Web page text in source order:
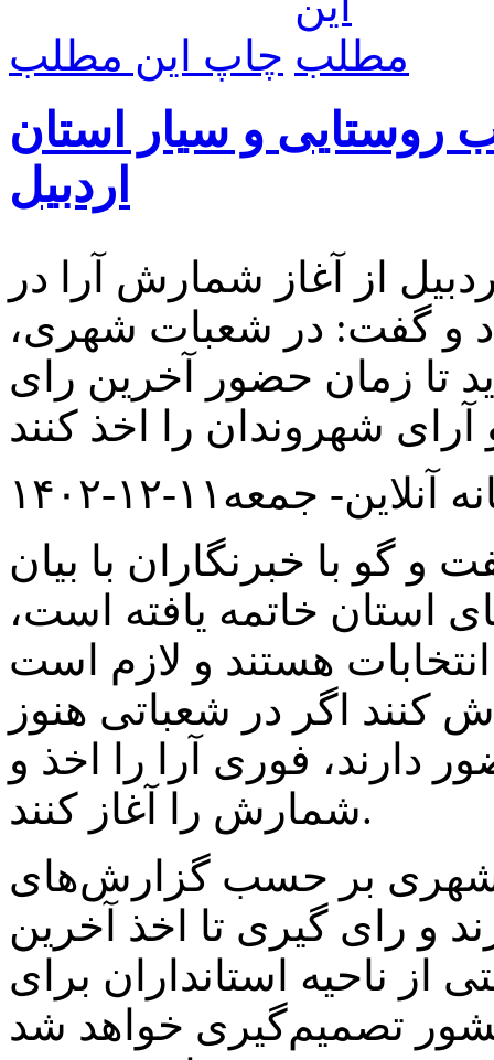
چاپ این مطلب
روستایی و سیار استان
اردبیل
از آغاز شمارش آرا در
و گفت: در شعبات شهری،
تا زمان حضور آخرین رای
آنلاین- جمعه۱۱-۱۲-۱۴۰۲
و گو با خبرنگاران با بیان
استان خاتمه یافته است،
هستند و لازم است
کنند اگر در شعباتی هنوز
دارند، فوری آرا را اخذ و
شمارش را آغاز کنند.
شهری بر حسب گزارش‌های
و رای گیری تا اخذ آخرین
از ناحیه استانداران برای
تصمیم‌گیری خواهد شد